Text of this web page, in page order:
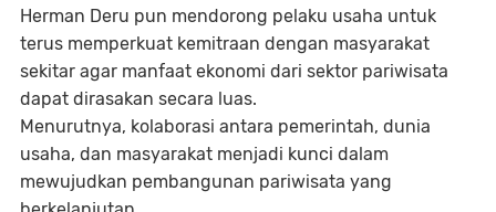
Herman Deru pun mendorong pelaku usaha untuk
terus memperkuat kemitraan dengan masyarakat
sekitar agar manfaat ekonomi dari sektor pariwisata
dapat dirasakan secara luas.
Menurutnya, kolaborasi antara pemerintah, dunia
usaha, dan masyarakat menjadi kunci dalam
mewujudkan pembangunan pariwisata yang